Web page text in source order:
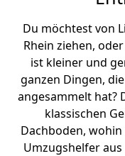
Du möchtest von
Rhein ziehen, oder
ist kleiner und
ganzen Dingen,
angesammelt hat?
klassischen
Dachboden,
Umzugshelfer